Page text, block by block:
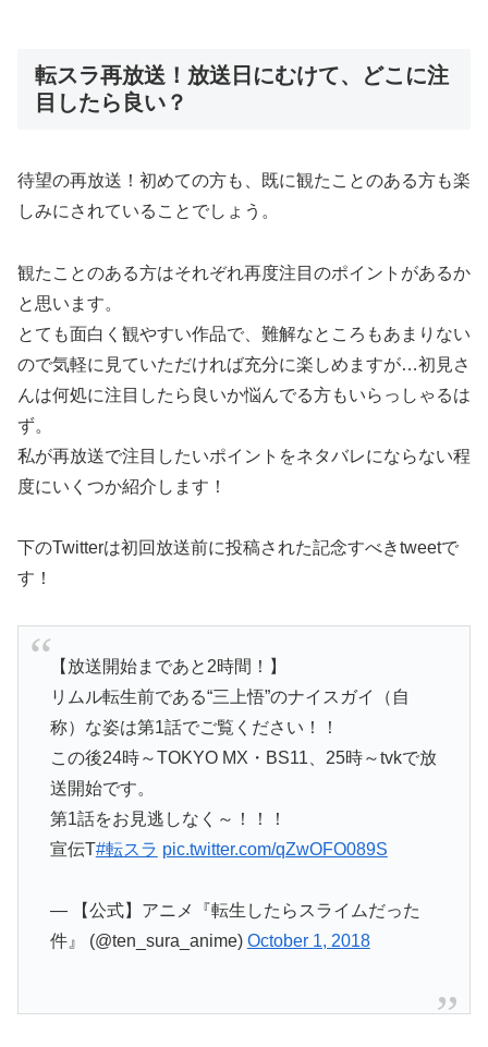
転スラ再放送！放送日にむけて、どこに注
目したら良い？
待望の再放送！初めての方も、既に観たことのある方も楽
しみにされていることでしょう。
観たことのある方はそれぞれ再度注目のポイントがあるか
と思います。
とても面白く観やすい作品で、難解なところもあまりない
ので気軽に見ていただければ充分に楽しめますが…初見さ
んは何処に注目したら良いか悩んでる方もいらっしゃるは
ず。
私が再放送で注目したいポイントをネタバレにならない程
度にいくつか紹介します！
下のTwitterは初回放送前に投稿された記念すべきtweetで
す！
【放送開始まであと2時間！】
リムル転生前である“三上悟”のナイスガイ（自
称）な姿は第1話でご覧ください！！
この後24時～TOKYO MX・BS11、25時～tvkで放
送開始です。
第1話をお見逃しなく～！！！
宣伝T#転スラ pic.twitter.com/qZwOFO089S
— 【公式】アニメ『転生したらスライムだった
件』 (@ten_sura_anime) October 1, 2018